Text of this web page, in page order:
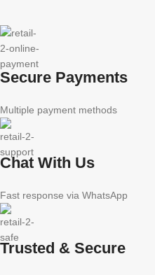
Secure Payments
Multiple payment methods
Chat With Us
Fast response via WhatsApp
Trusted & Secure